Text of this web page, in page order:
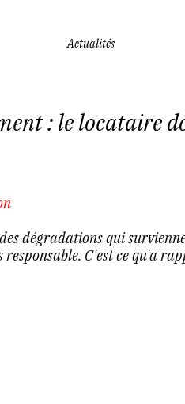
Actualités
: le locataire
dégradations qui
C'est ce qu'a